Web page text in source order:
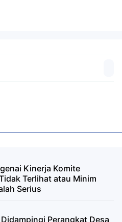
Kinerja Komite
Terlihat atau Minim
Serius
Perangkat Desa